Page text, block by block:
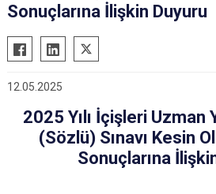
Sonuçlarına İlişkin Duyuru
12.05.2025
2025 Yılı İçişleri Uzman
(Sözlü) Sınavı Kesin
Sonuçlarına